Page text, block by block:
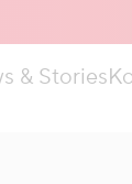
& Stories